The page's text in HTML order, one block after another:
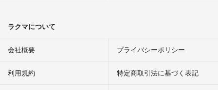
ラクマについて
会社概要 プライバシーポリシー
利用規約 特定商取引法に基づく表記